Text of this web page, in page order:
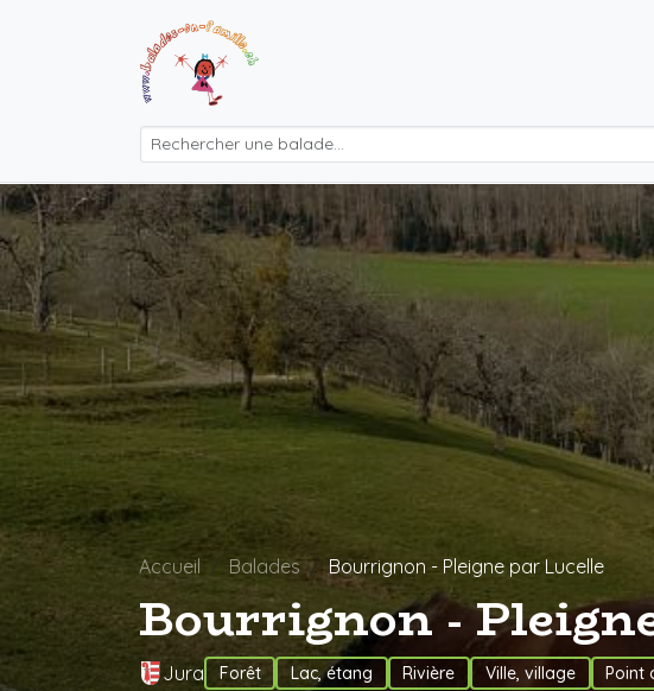
Accueil Balades Bourrignon - Pleigne par Lucelle
Bourrignon -
Jura Forêt Lac, étang Rivière Ville, village Point